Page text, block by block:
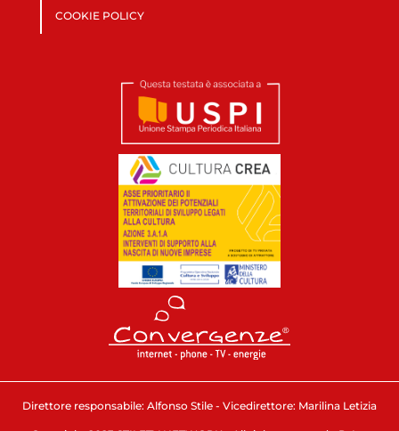
COOKIE POLICY
Direttore responsabile: Alfonso Stile - Vicedirettore: Marilina Letizia